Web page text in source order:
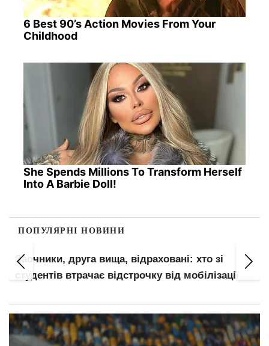
6 Best 90’s Action Movies From Your
Childhood
She Spends Millions To Transform Herself
Into A Barbie Doll!
ПОПУЛЯРНІ НОВИНИ
Заочники, друга вища, відраховані: хто зі
студентів втрачає відстрочку від мобілізації